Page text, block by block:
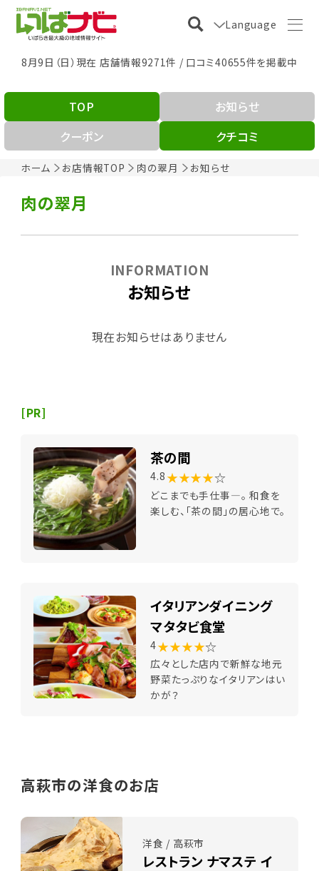
Language
8月9日（日）現在 店舗情報9271件 / 口コミ40655件を掲載中
ホーム お店情報TOP 肉の翠月 お知らせ
TOP
お知らせ
クーポン
クチコミ
肉の翠月
お知らせ
INFORMATION
現在お知らせはありません
[PR]
茶の間
4.8 ★★★★☆
どこまでも手仕事―。 和食を
楽しむ、「茶の間」の居心地で。
イタリアンダイニング
マタタビ食堂
4★★★★☆
広々とした店内で新鮮な地元
野菜たっぷりなイタリアンはい
かが？
高萩市の洋食のお店
洋食 / 高萩市
レストラン ナマステ イ